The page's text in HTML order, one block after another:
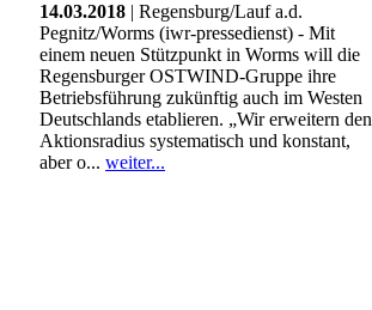
14.03.2018 | Regensburg/Lauf a.d.
Pegnitz/Worms (iwr-pressedienst) - Mit
einem neuen Stützpunkt in Worms will die
Regensburger OSTWIND-Gruppe ihre
Betriebsführung zukünftig auch im Westen
Deutschlands etablieren. „Wir erweitern den
Aktionsradius systematisch und konstant,
aber o... weiter...